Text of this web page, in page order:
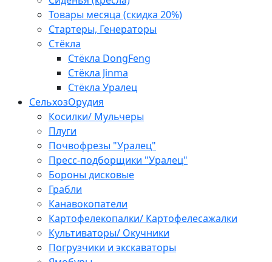
Товары месяца (скидка 20%)
Стартеры, Генераторы
Стёкла
Стёкла DongFeng
Стёкла Jinma
Стёкла Уралец
СельхозОрудия
Косилки/ Мульчеры
Плуги
Почвофрезы "Уралец"
Пресс-подборщики "Уралец"
Бороны дисковые
Грабли
Канавокопатели
Картофелекопалки/ Картофелесажалки
Культиваторы/ Окучники
Погрузчики и экскаваторы